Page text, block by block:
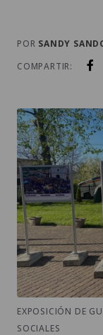
POR SANDY
COMPARTIR:
EXPOSICIÓN DE
SOCIALES